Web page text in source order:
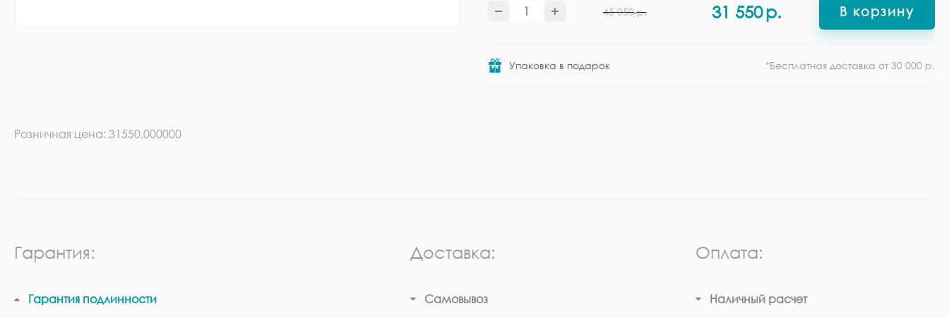
45 050 р. 31 550р. В корзину
Упаковка в подарок *Бесплатная доставка от 30 000 р.
Розничная цена: 31550.000000
Гарантия:
Гарантия подлинности
Доставка:
Самовывоз
Оплата:
Наличный расчет